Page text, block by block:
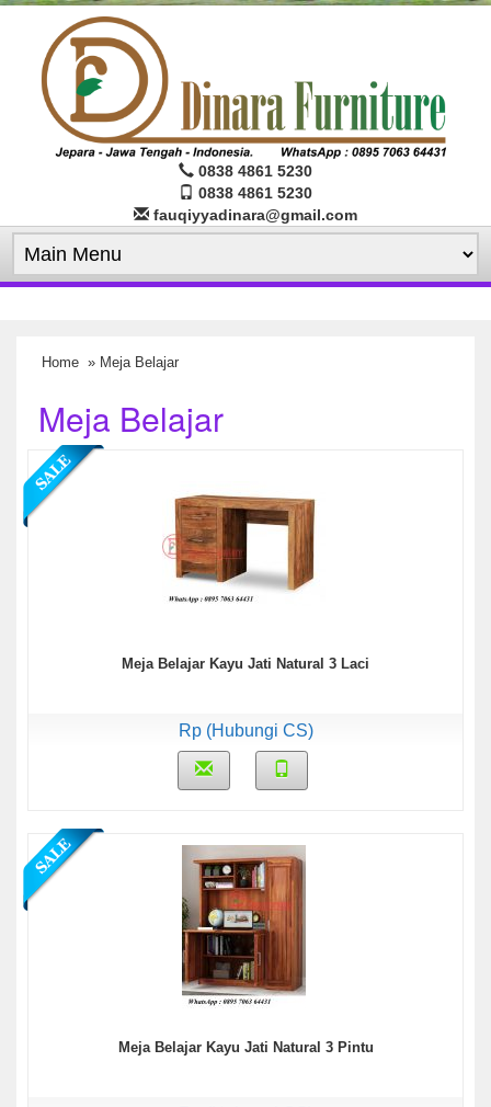
0838 4861 5230
0838 4861 5230
fauqiyyadinara@gmail.com
Home » Meja Belajar
Meja Belajar
Meja Belajar Kayu Jati Natural 3 Laci
Rp (Hubungi CS)
Meja Belajar Kayu Jati Natural 3 Pintu